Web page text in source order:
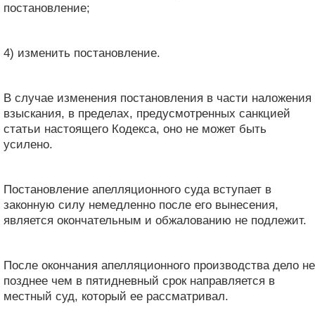
постановление;
4) изменить постановление.
В случае изменения постановления в части наложения
взыскания, в пределах, предусмотренных санкцией
статьи настоящего Кодекса, оно не может быть
усилено.
Постановление апелляционного суда вступает в
законную силу немедленно после его вынесения,
является окончательным и обжалованию не подлежит.
После окончания апелляционного производства дело не
позднее чем в пятидневный срок направляется в
местный суд, который ее рассматривал.